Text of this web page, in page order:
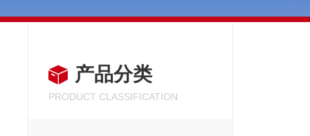
产品分类
PRODUCT CLASSIFICATION